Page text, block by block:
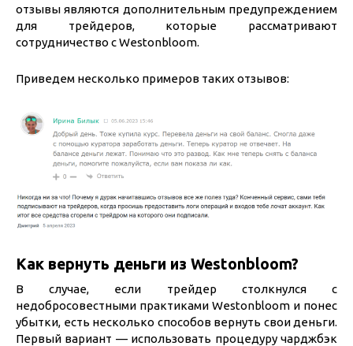
отзывы являются дополнительным предупреждением
для трейдеров, которые рассматривают
сотрудничество с Westonbloom.
Приведем несколько примеров таких отзывов:
Как вернуть деньги из Westonbloom?
В случае, если трейдер столкнулся с
недобросовестными практиками Westonbloom и понес
убытки, есть несколько способов вернуть свои деньги.
Первый вариант — использовать процедуру чарджбэк